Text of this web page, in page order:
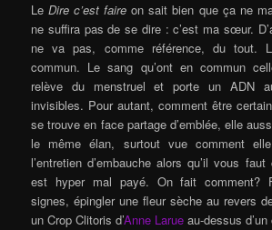
LeDire c’est faire on sait bien que ça ne
ne suffira pas de se dire : c’est ma sœur.
ne va pas, comme référence, du tout.
commun. Le sang qu’ont en commun
relève du menstruel et porte un ADN
invisibles. Pour autant, comment être
se trouve en face partage d’emblée, elle
le même élan, surtout vue comment
l’entretien d’embauche alors qu’il vous
est hyper mal payé. On fait comment?
signes, épingler une fleur sèche au revers
un Crop Clitoris d’Anne Larue au-dessus